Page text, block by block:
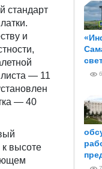
стандарт
и
— 11
— 40
высоте